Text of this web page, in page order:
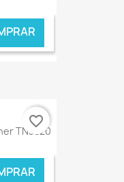
€ ONLINE
TN3520
favorite_border